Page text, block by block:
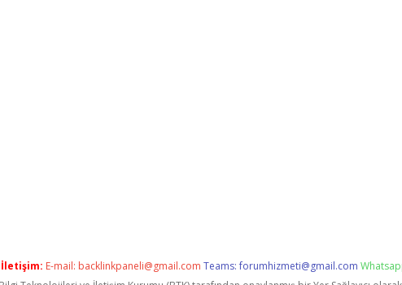
İletişim: E-mail: backlinkpaneli@gmail.com Teams:forumhizmeti@gmail.com